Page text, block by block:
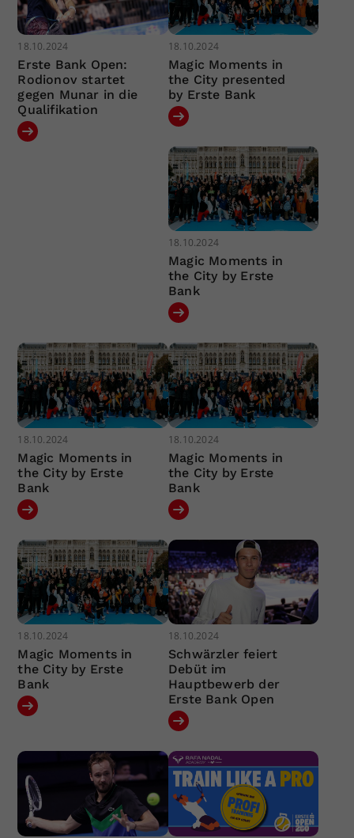
18.10.2024
Erste Bank Open:
Rodionov startet
gegen Munar in die
Qualifikation
18.10.2024
Magic Moments in
the City presented
by Erste Bank
18.10.2024
Magic Moments in
the City by Erste
Bank
18.10.2024
Magic Moments in
the City by Erste
Bank
18.10.2024
Magic Moments in
the City by Erste
Bank
18.10.2024
Magic Moments in
the City by Erste
Bank
18.10.2024
Schwärzler feiert
Debüt im
Hauptbewerb der
Erste Bank Open